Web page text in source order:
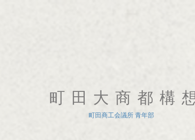
町田大商都構
町田商工会議所 青年部